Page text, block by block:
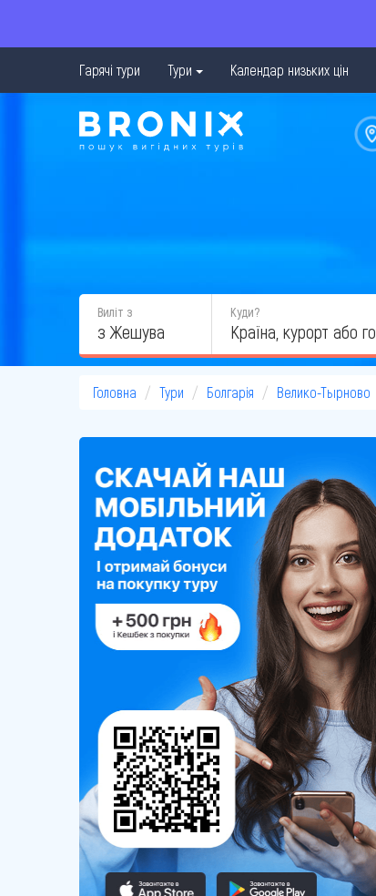
Гарячі тури Тури Календар низьких цін
Виліт з
з Жешува
Куди?
Головна Тури Болгарія Велико-Тырново